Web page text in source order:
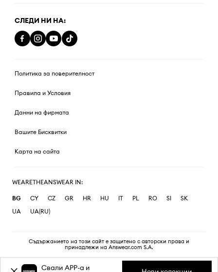
СЛЕДИ НИ НА:
Политика за поверителност
Правила и Условия
Данни на фирмата
Вашите Бисквитки
Карта на сайта
WEARETHEANSWEAR IN:
BG CY CZ GR HR HU IT PL RO SI
SK
UA
UA(RU)
Съдържанието на този сайт е защитено с авторски права и
принадлежи на Answear.com S.A.
Свали APP-a и